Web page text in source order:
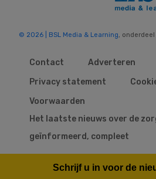
© 2026 | BSL Media & Learning, onderdeel
Contact
Adverteren
Privacy statement
Voorwaarden
Het laatste nieuws over de
geïnformeerd, compleet
Schrijf u in voor de